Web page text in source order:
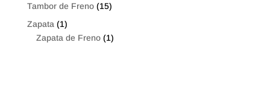
Tambor de Freno (15)
Zapata (1)
Zapata de Freno (1)